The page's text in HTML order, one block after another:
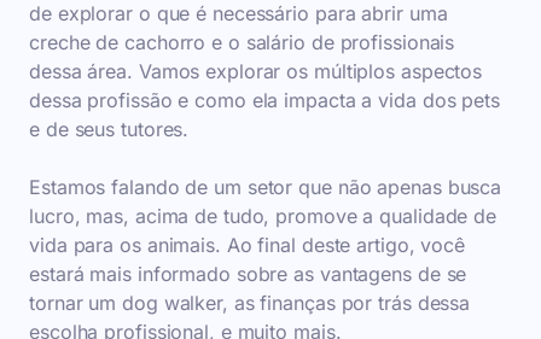
de explorar o que é necessário para abrir uma
creche de cachorro e o salário de profissionais
dessa área. Vamos explorar os múltiplos aspectos
dessa profissão e como ela impacta a vida dos pets
e de seus tutores.
Estamos falando de um setor que não apenas busca
lucro, mas, acima de tudo, promove a qualidade de
vida para os animais. Ao final deste artigo, você
estará mais informado sobre as vantagens de se
tornar um dog walker, as finanças por trás dessa
escolha profissional, e muito mais.